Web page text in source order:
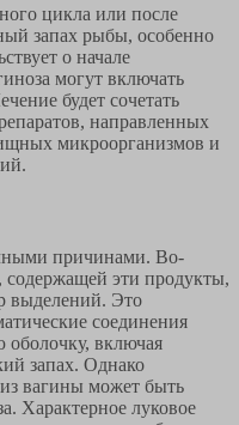
цикла или после
запах рыбы, особенно
о начале
могут включать
будет сочетать
направленных
микроорганизмов и
причинами. Во-
эти продукты,
выделений. Это
соединения
оболочку, включая
запах. Однако
вагины может быть
Характерное луковое